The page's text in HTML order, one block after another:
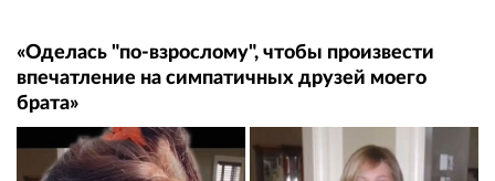
«Оделась "по-взрослому", чтобы произвести
впечатление на симпатичных друзей моего
брата»